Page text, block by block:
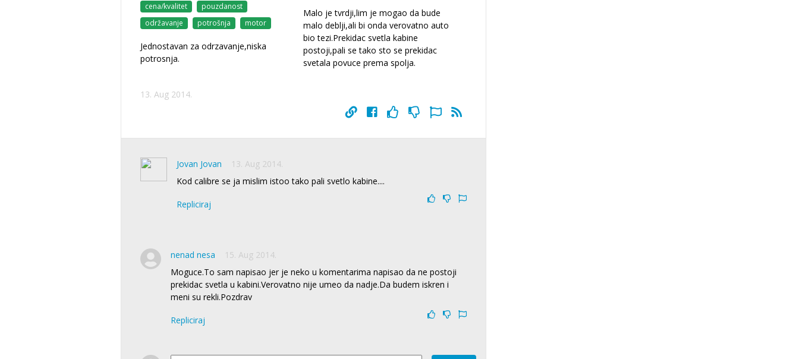
cena/kvalitet
pouzdanost
održavanje
potrošnja motor
Jednostavan za odrzavanje,niska
potrosnja.
Malo je tvrdji,lim je mogao da bude
malo deblji,ali bi onda verovatno auto
bio tezi.Prekidac svetla kabine
postoji,pali se tako sto se prekidac
svetala povuce prema spolja.
13. Aug 2014.
Jovan Jovan
13. Aug 2014.
Kod calibre se ja mislim istoo tako pali svetlo kabine....
Repliciraj
nenad nesa
15. Aug 2014.
Moguce.To sam napisao jer je neko u komentarima napisao da ne postoji
prekidac svetla u kabini.Verovatno nije umeo da nadje.Da budem iskren i
meni su rekli.Pozdrav
Repliciraj